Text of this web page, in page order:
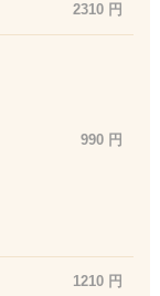
2310 円
990 円
1210 円